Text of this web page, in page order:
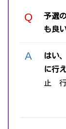
予選
も良
はい
に行
止 行